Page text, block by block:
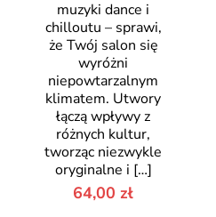
muzyki dance i
chilloutu – sprawi,
że Twój salon się
wyróżni
niepowtarzalnym
klimatem. Utwory
łączą wpływy z
różnych kultur,
tworząc niezwykle
oryginalne i […]
64,00zł